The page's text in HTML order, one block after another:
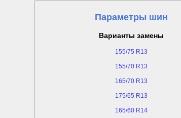
Параметры шин
Варианты замены
155/75 R13
155/70 R13
165/70 R13
175/65 R13
165/60 R14